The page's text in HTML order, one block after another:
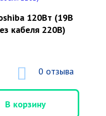
120Вт (19В
кабеля 220В)
0 отзыва
В корзину